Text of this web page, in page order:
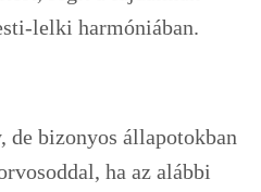
lelki harmóniában.
de bizonyos állapotokban
ha az alábbi